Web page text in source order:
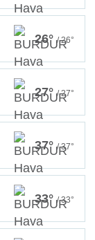
26°/ 26°
27°/ 27°
37°/ 37°
33°/ 33°